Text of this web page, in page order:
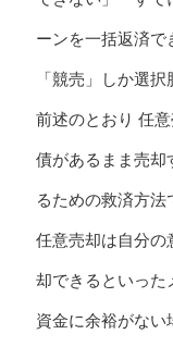
ーンを一括返済で
「競売」しか選択
前述のとおり 任
債があるまま売却
るための救済方法
任意売却は自分の
却できるといった
資金に余裕がない